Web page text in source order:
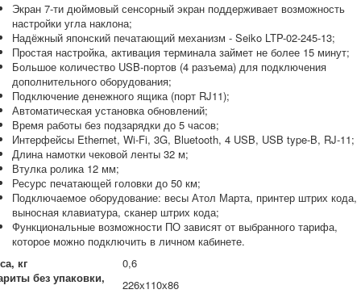
Экран 7-ти дюймовый сенсорный экран поддерживает возможность
настройки угла наклона;
Надёжный японский печатающий механизм - Seiko LTP-02-245-13;
Простая настройка, активация терминала займет не более 15 минут;
Большое количество USB-портов (4 разъема) для подключения
дополнительного оборудования;
Подключение денежного ящика (порт RJ11);
Автоматическая установка обновлений;
Время работы без подзарядки до 5 часов;
Интерфейсы Ethernet, Wi-Fi, 3G, Bluetooth, 4 USB, USB type-B, RJ-11;
Длина намотки чековой ленты 32 м;
Втулка ролика 12 мм;
Ресурс печатающей головки до 50 км;
Подключаемое оборудование: весы Атол Марта, принтер штрих кода,
выносная клавиатура, сканер штрих кода;
Функциональные возможности ПО зависят от выбранного тарифа,
которое можно подключить в личном кабинете.
кг
0,6
без упаковки,
226х110х86